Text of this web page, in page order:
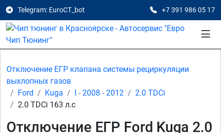
Telegram: EuroCT_bot +7 391 986 05 17
Отключение ЕГР клапана системы рециркуляции
выхлопных газов
Ford
Kuga I - 2008 - 2012
2.0 TDCi
2.0 TDCi 163 л.с
Отключение ЕГР Ford Kuga 2.0